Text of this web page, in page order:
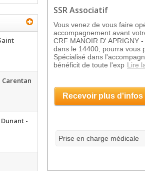
-
SSR Associatif
Vous venez de vous faire
accompagnement avant
CRF MANOIR D' APRIGNY
dans le 14400, pourra vous
Spécialisé dans
bénéficit de toute l'exp Lire
Recevoir plus d'infos
Prise en charge médicale